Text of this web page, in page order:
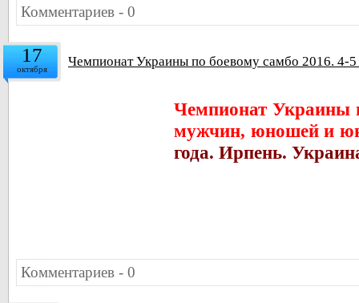
Комментариев - 0
17
октября Чемпионат Украины по боевому самбо 2016. 4-
Чемпионат Украины
мужчин, юношей и
года. Ирпень.
Комментариев - 0